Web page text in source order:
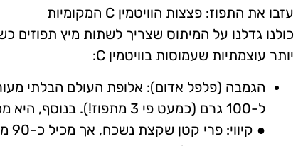
עזבו את התפוז: פצצות הוויטמין C המקומיות
כולנו גדלנו על המיתוס שצריך לשתות מיץ תפוזים
יותר עוצמתיות שעמוסות בוויטמין C:
ל-100 גרם (כמעט פי 3 מתפוז!). בנוסף, היא מכילה בטא-קרוטן שמסייע בחיזוק ריריות הנשימה.